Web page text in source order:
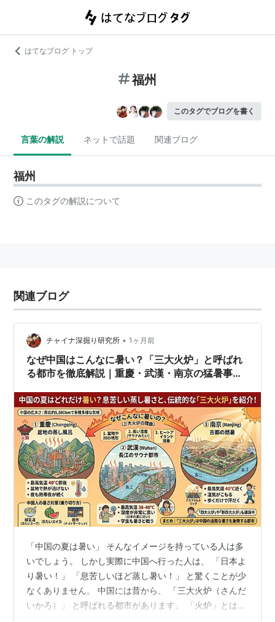
はてなブログ トップ
福州
このタグでブログを書く
言葉の解説 ネットで話題 関連ブログ
福州
このタグの解説について
関連ブログ
チャイナ深掘り研究所 • 1ヶ月前
なぜ中国はこんなに暑い？「三大火炉」と呼ばれ
る都市を徹底解説｜重慶・武漢・南京の猛暑事情
「中国の夏は暑い」 そんなイメージを持っている人は多
いでしょう。 しかし実際に中国へ行った人は、 「日本よ
り暑い！」 「息苦しいほど蒸し暑い！」 と驚くことが少
なくありません。 中国には昔から、 「三大火炉（さんだ
いかろ）」 と呼ばれる都市があります。 「火炉」とは文